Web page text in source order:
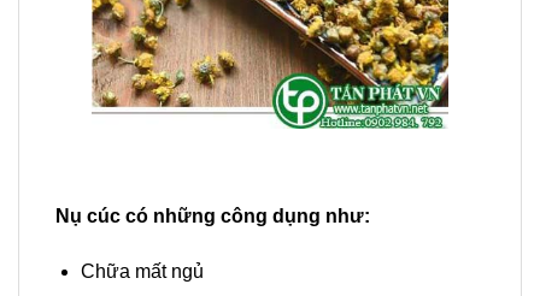
Nụ cúc có những công dụng như:
Chữa mất ngủ